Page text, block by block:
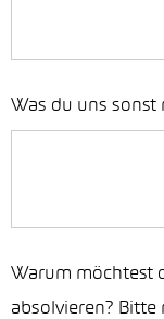
Was du uns
Warum möchtest
absolvieren?